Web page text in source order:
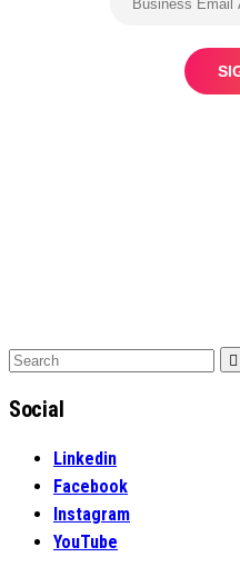
Search
Social
Linkedin
Facebook
Instagram
YouTube